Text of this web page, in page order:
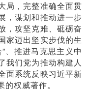
局，完整准确全面贯
，谋划和推动进一步
，攻坚克难、砥砺奋
家迈出坚实步伐的生
、推进马克思主义中
我们党为推动构建人
面系统反映习近平新
权威著作。